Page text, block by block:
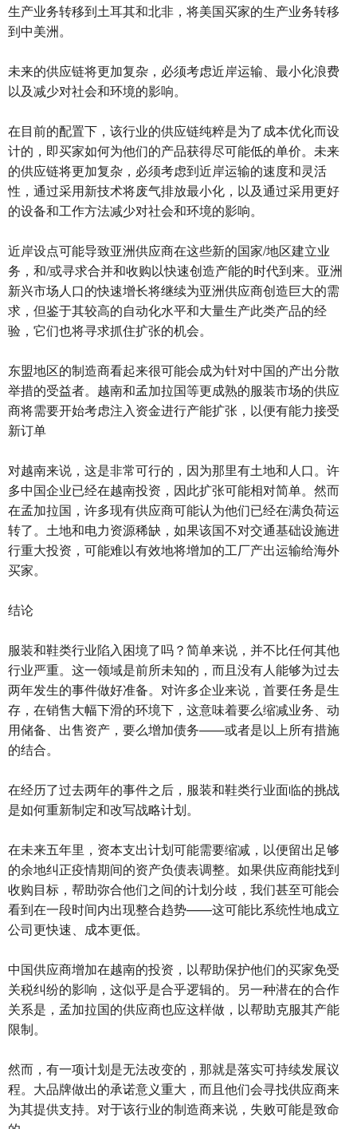
生产业务转移到土耳其和北非，将美国买家的生产业务转移
到中美洲。
未来的供应链将更加复杂，必须考虑近岸运输、最小化浪费
以及减少对社会和环境的影响。
在目前的配置下，该行业的供应链纯粹是为了成本优化而设
计的，即买家如何为他们的产品获得尽可能低的单价。未来
的供应链将更加复杂，必须考虑到近岸运输的速度和灵活
性，通过采用新技术将废气排放最小化，以及通过采用更好
的设备和工作方法减少对社会和环境的影响。
近岸设点可能导致亚洲供应商在这些新的国家/地区建立业
务，和/或寻求合并和收购以快速创造产能的时代到来。亚洲
新兴市场人口的快速增长将继续为亚洲供应商创造巨大的需
求，但鉴于其较高的自动化水平和大量生产此类产品的经
验，它们也将寻求抓住扩张的机会。
东盟地区的制造商看起来很可能会成为针对中国的产出分散
举措的受益者。越南和孟加拉国等更成熟的服装市场的供应
商将需要开始考虑注入资金进行产能扩张，以便有能力接受
新订单
对越南来说，这是非常可行的，因为那里有土地和人口。许
多中国企业已经在越南投资，因此扩张可能相对简单。然而
在孟加拉国，许多现有供应商可能认为他们已经在满负荷运
转了。土地和电力资源稀缺，如果该国不对交通基础设施进
行重大投资，可能难以有效地将增加的工厂产出运输给海外
买家。
结论
服装和鞋类行业陷入困境了吗？简单来说，并不比任何其他
行业严重。这一领域是前所未知的，而且没有人能够为过去
两年发生的事件做好准备。对许多企业来说，首要任务是生
存，在销售大幅下滑的环境下，这意味着要么缩减业务、动
用储备、出售资产，要么增加债务——或者是以上所有措施
的结合。
在经历了过去两年的事件之后，服装和鞋类行业面临的挑战
是如何重新制定和改写战略计划。
在未来五年里，资本支出计划可能需要缩减，以便留出足够
的余地纠正疫情期间的资产负债表调整。如果供应商能找到
收购目标，帮助弥合他们之间的计划分歧，我们甚至可能会
看到在一段时间内出现整合趋势——这可能比系统性地成立
公司更快速、成本更低。
中国供应商增加在越南的投资，以帮助保护他们的买家免受
关税纠纷的影响，这似乎是合乎逻辑的。另一种潜在的合作
关系是，孟加拉国的供应商也应这样做，以帮助克服其产能
限制。
然而，有一项计划是无法改变的，那就是落实可持续发展议
程。大品牌做出的承诺意义重大，而且他们会寻找供应商来
为其提供支持。对于该行业的制造商来说，失败可能是致命